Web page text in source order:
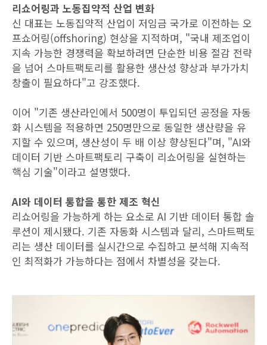
리쇼어링과 노동집약적 산업 변화
신 대표는 노동집약적 산업이 저임금 국가로 이전하는 오
프쇼어링(offshoring) 현상을 지적하며, "국내 제조업이
지속 가능한 경쟁력을 확보하려면 단순한 비용 절감 전략
을 넘어 스마트팩토리를 활용한 생산성 향상과 부가가치
창출이 필요하다"고 강조했다.
이어 "기존 생산라인에서 500명이 투입되던 공정을 자동
화 시스템을 적용하면 250명만으로 동일한 생산량을 유
지할 수 있으며, 생산성이 두 배 이상 향상된다"며, "AI와
데이터 기반 스마트팩토리 구축이 리쇼어링을 실현하는
핵심 기술"이라고 설명했다.
AI와 데이터 통합을 통한 제조 혁신
리쇼어링을 가능하게 하는 요소로 AI 기반 데이터 통합 솔
루션이 제시됐다. 기존 자동화 시스템과 달리, 스마트팩토
리는 생산 데이터를 실시간으로 수집하고 분석해 지속적
인 최적화가 가능하다는 점에서 차별성을 갖는다.